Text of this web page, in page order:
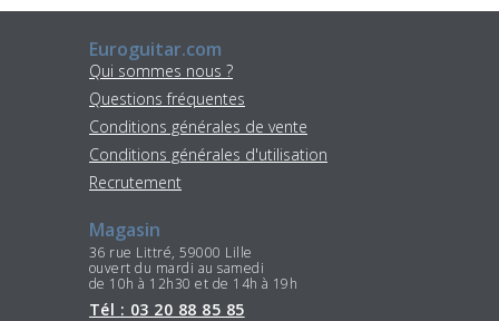
Euroguitar.com
Qui sommes nous ?
Questions fréquentes
Conditions générales de vente
Conditions générales d'utilisation
Recrutement
Magasin
36 rue Littré, 59000 Lille
ouvert du mardi au samedi
de 10h à 12h30 et de 14h à 19h
Tél : 03 20 88 85 85